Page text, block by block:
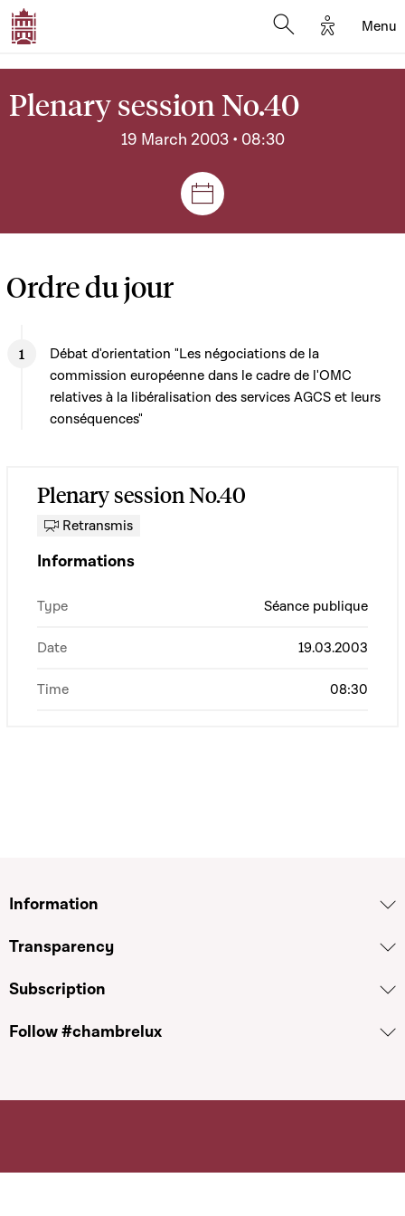
Options
Menu
Plenary session No.40
19 March 2003 • 08:30
Sessions and meetings
Ordre du jour
Débat d'orientation "Les négociations de la
commission européenne dans le cadre de l'OMC
relatives à la libéralisation des services AGCS et leurs
conséquences"
Plenary session No.40
Retransmis
Informations
Type Séance publique
Date 19.03.2003
Time 08:30
Information
Transparency
Subscription
Follow #chambrelux